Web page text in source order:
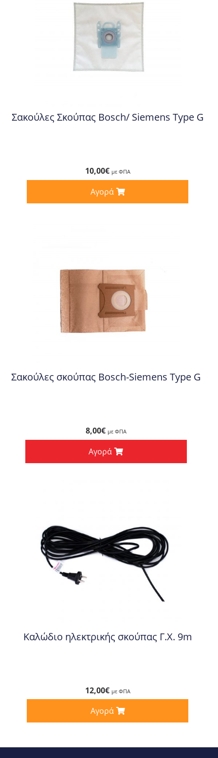
Σακούλες Σκούπας Bosch/ Siemens Type G
10,00€ με ΦΠΑ
Αγορά
Σακούλες σκούπας Bosch-Siemens Type G
8,00€ με ΦΠΑ
Αγορά
Καλώδιο ηλεκτρικής σκούπας Γ.Χ. 9m
12,00€ με ΦΠΑ
Αγορά